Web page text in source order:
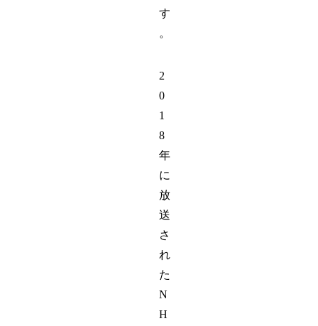
す
。
2
0
1
8
年
に
放
送
さ
れ
た
N
H